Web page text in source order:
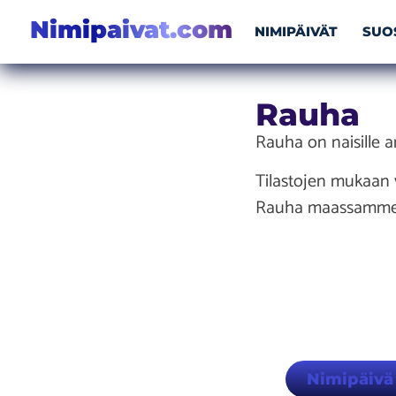
Nimipaivat.com NIMIPÄIVÄT
Rauha
Rauha on naisille
Tilastojen mukaan
Rauha